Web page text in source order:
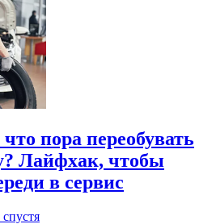
пора переобувать
Лайфхак, чтобы
в сервис
спустя